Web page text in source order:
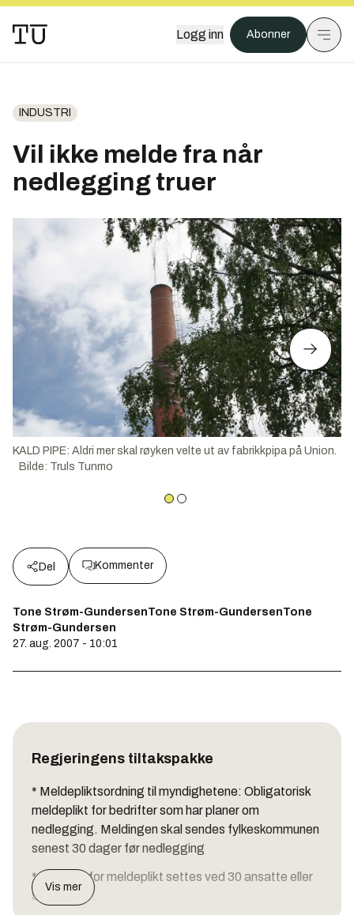
Logg inn Abonner
INDUSTRI
Vil ikke melde fra når
nedlegging truer
KALD PIPE: Aldri mer skal røyken velte ut av fabrikkpipa på Union.
Bilde: Truls Tunmo
Del Kommenter
Tone Strøm-GundersenTone Strøm-GundersenTone
Strøm-Gundersen
27. aug. 2007 - 10:01
Regjeringens tiltakspakke
* Meldepliktsordning til myndighetene: Obligatorisk
meldeplikt for bedrifter som har planer om
nedlegging. Meldingen skal sendes fylkeskommunen
senest 30 dager før nedlegging
* Grensen for meldeplikt settes ved 30 ansatte eller
50 ansatte.
Vis mer